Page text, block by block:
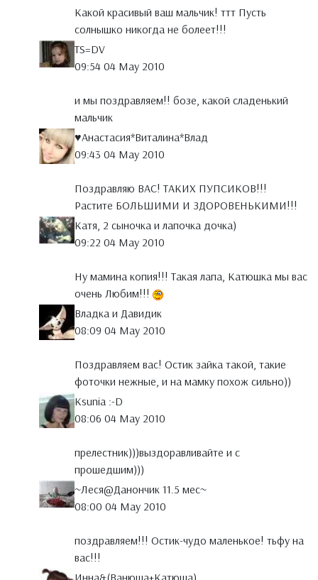
Какой красивый ваш мальчик! ттт Пусть
солнышко никогда не болеет!!!
TS=DV
09:54 04 May 2010
и мы поздравляем!! бозе, какой сладенький
мальчик
♥Анастасия*Виталина*Влад
09:43 04 May 2010
Поздравляю ВАС! ТАКИХ ПУПСИКОВ!!!
Растите БОЛЬШИМИ И ЗДОРОВЕНЬКИМИ!!!
Катя, 2 сыночка и лапочка дочка)
09:22 04 May 2010
Ну мамина копия!!! Такая лапа, Катюшка мы вас
очень Любим!!!
Владка и Давидик
08:09 04 May 2010
Поздравляем вас! Остик зайка такой, такие
фоточки нежные, и на мамку похож сильно))
Ksunia :-D
08:06 04 May 2010
прелестник)))выздоравливайте и с
прошедшим)))
~Леся@Данончик 11.5 мeс~
08:00 04 May 2010
поздравляем!!! Остик-чудо маленькое! тьфу на
вас!!!